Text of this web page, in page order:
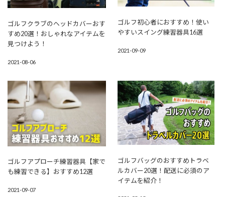
ゴルフクラブのヘッドカバーおす
すめ20選！おしゃれなアイテムを
見つけよう！
2021-08-06
ゴルフ初心者におすすめ！使い
やすいスイング練習器具16選
2021-09-09
ゴルフアプローチ練習器具【家で
も練習できる】おすすめ12選
2021-09-07
ゴルフバッグのおすすめトラベ
ルカバー20選！配送に必須のア
イテムを紹介！